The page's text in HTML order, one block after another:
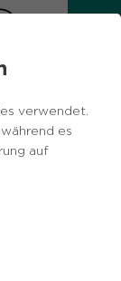
verwendet.
es
auf
den